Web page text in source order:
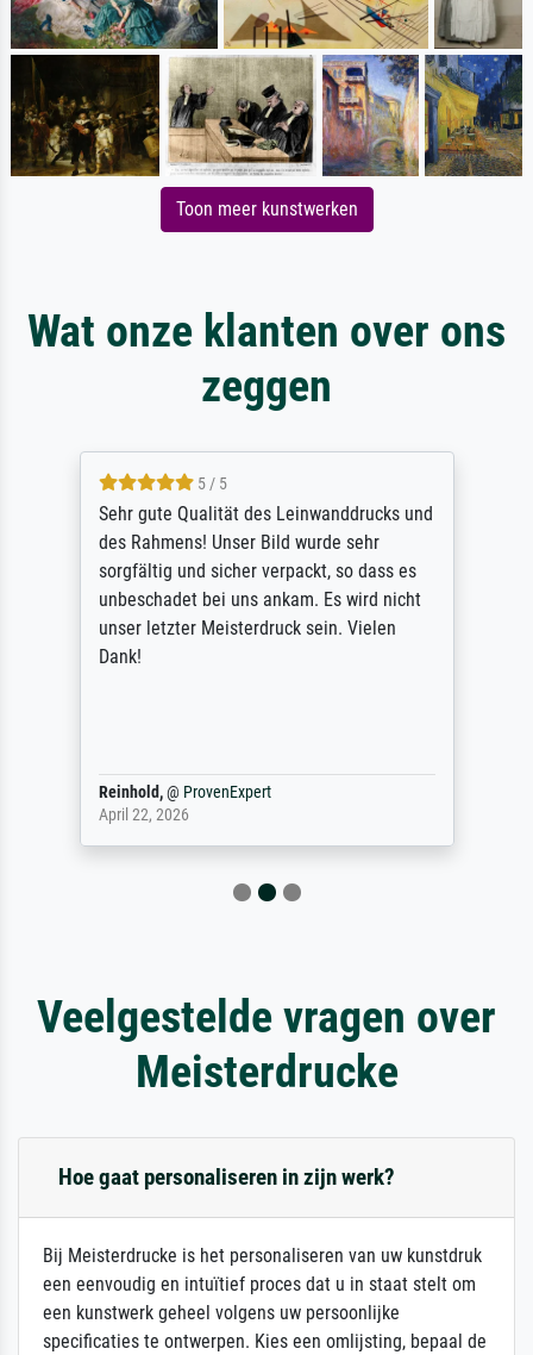
Toon meer kunstwerken
Wat onze klanten over ons
zeggen
5 / 5
Sehr gute Qualität des Leinwanddrucks und
des Rahmens! Unser Bild wurde sehr
sorgfältig und sicher verpackt, so dass es
unbeschadet bei uns ankam. Es wird nicht
unser letzter Meisterdruck sein. Vielen
Dank!
Reinhold,@ ProvenExpert
April 22, 2026
Veelgestelde vragen over
Meisterdrucke
Hoe gaat personaliseren in zijn werk?
Bij Meisterdrucke is het personaliseren van uw kunstdruk
een eenvoudig en intuïtief proces dat u in staat stelt om
een kunstwerk geheel volgens uw persoonlijke
specificaties te ontwerpen. Kies een omlijsting, bepaal de